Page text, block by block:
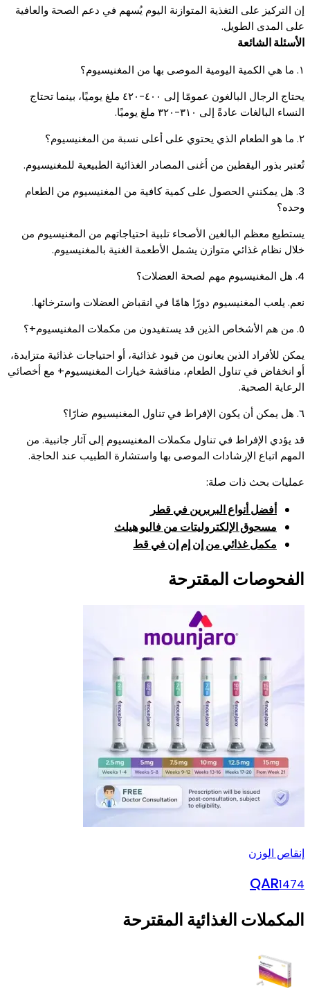
إن التركيز على التغذية المتوازنة اليوم يُسهم في دعم الصحة والعافية
على المدى الطويل.
الأسئلة الشائعة
١. ما هي الكمية اليومية الموصى بها من المغنيسيوم؟
يحتاج الرجال البالغون عمومًا إلى ٤٠٠-٤٢٠ ملغ يوميًا، بينما تحتاج
النساء البالغات عادةً إلى ٣١٠-٣٢٠ ملغ يوميًا.
٢. ما هو الطعام الذي يحتوي على أعلى نسبة من المغنيسيوم؟
تُعتبر بذور اليقطين من أغنى المصادر الغذائية الطبيعية للمغنيسيوم.
3. هل يمكنني الحصول على كمية كافية من المغنيسيوم من الطعام
وحده؟
يستطيع معظم البالغين الأصحاء تلبية احتياجاتهم من المغنيسيوم من
خلال نظام غذائي متوازن يشمل الأطعمة الغنية بالمغنيسيوم.
4. هل المغنيسيوم مهم لصحة العضلات؟
نعم. يلعب المغنيسيوم دورًا هامًا في انقباض العضلات واسترخائها.
٥. من هم الأشخاص الذين قد يستفيدون من مكملات المغنيسيوم+؟
يمكن للأفراد الذين يعانون من قيود غذائية، أو احتياجات غذائية متزايدة،
أو انخفاض في تناول الطعام، مناقشة خيارات المغنيسيوم+ مع أخصائي
الرعاية الصحية.
٦. هل يمكن أن يكون الإفراط في تناول المغنيسيوم ضارًا؟
قد يؤدي الإفراط في تناول مكملات المغنيسيوم إلى آثار جانبية. من
المهم اتباع الإرشادات الموصى بها واستشارة الطبيب عند الحاجة.
عمليات بحث ذات صلة:
أفضل أنواع البربرين في قطر
مسحوق الإلكتروليتات من فاليو هيلث
مكمل غذائي من إن إم إن في قط
الفحوصات المقترحة
إنقاص الوزن
QAR1474
المكملات الغذائية المقترحة